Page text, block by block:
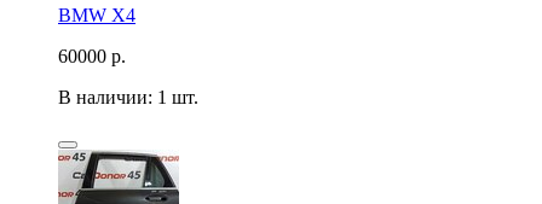
BMW X4
60000 р.
В наличии: 1 шт.